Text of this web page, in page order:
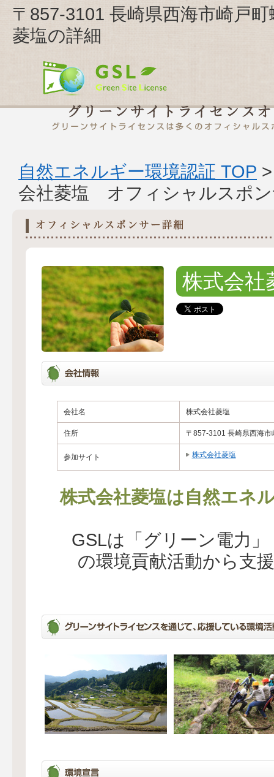
〒857-3101 長崎県西海市崎戸
菱塩の詳細
自然エネルギー環境認証 TOP
会社菱塩 オフィシャルスポン
株式会社
会社名 株式会社菱塩
住所 〒857-3101 長崎県西海市
参加サイト 株式会社菱塩
株式会社菱塩は自然エネ
GSLは「グリーン電力
の環境貢献活動から支